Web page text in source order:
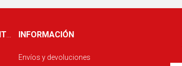
INFORMACIÓN DE CONTACTO INFORMACIÓN
Envíos y devoluciones